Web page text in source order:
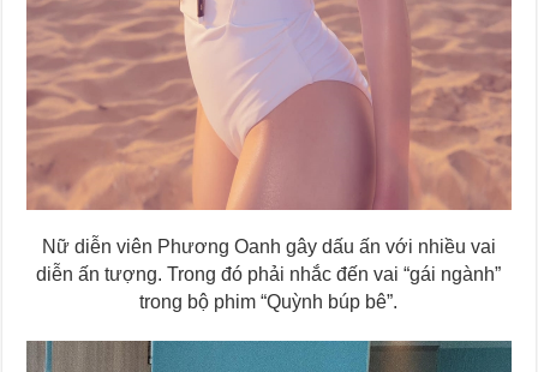
Nữ diễn viên Phương Oanh gây dấu ấn với nhiều vai
diễn ấn tượng. Trong đó phải nhắc đến vai “gái ngành”
trong bộ phim “Quỳnh búp bê”.